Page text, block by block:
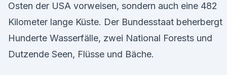
Osten der USA vorweisen, sondern auch eine 482
Kilometer lange Küste. Der Bundesstaat beherbergt
Hunderte Wasserfälle, zwei National Forests und
Dutzende Seen, Flüsse und Bäche.